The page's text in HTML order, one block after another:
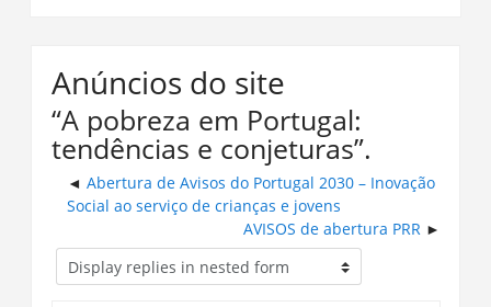
Anúncios do site
“A pobreza em Portugal:
tendências e conjeturas”.
Abertura de Avisos do Portugal 2030 – Inovação
Social ao serviço de crianças e jovens
AVISOS de abertura PRR